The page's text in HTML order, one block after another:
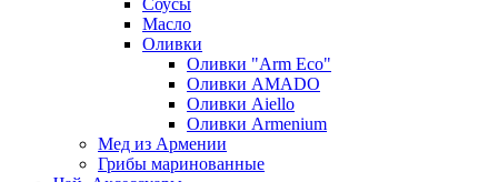
Соусы
Масло
Оливки
Оливки "Arm Eco"
Оливки AMADO
Оливки Aiello
Оливки Armenium
Мед из Армении
Грибы маринованные